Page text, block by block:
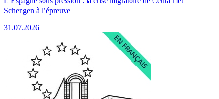
Schengen à l’épreuve
31.07.2026